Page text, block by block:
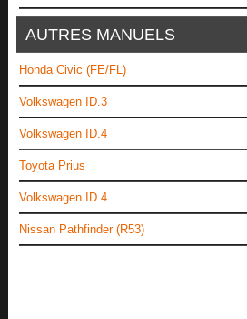
AUTRES MANUELS
Honda Civic (FE/FL)
Volkswagen ID.3
Volkswagen ID.4
Toyota Prius
Volkswagen ID.4
Nissan Pathfinder (R53)